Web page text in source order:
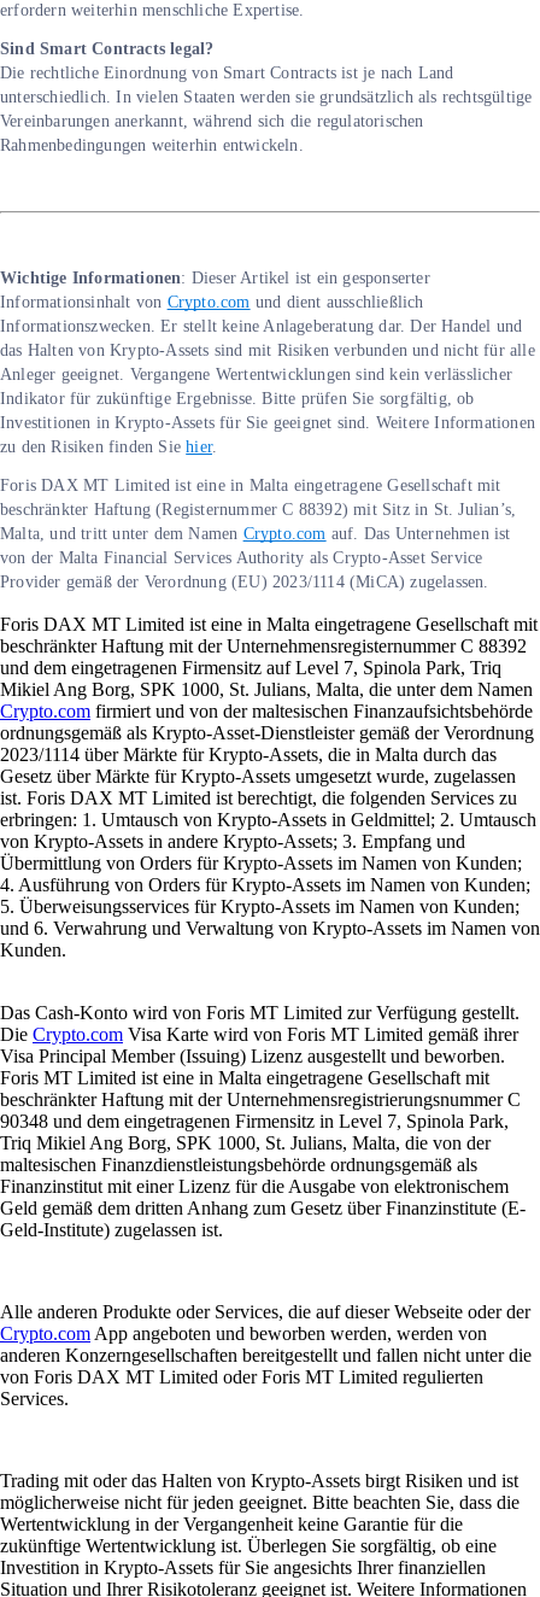
erfordern weiterhin menschliche Expertise.
Sind Smart Contracts legal?
Die rechtliche Einordnung von Smart Contracts ist je nach Land
unterschiedlich. In vielen Staaten werden sie grundsätzlich als rechtsgültige
Vereinbarungen anerkannt, während sich die regulatorischen
Rahmenbedingungen weiterhin entwickeln.
Wichtige Informationen: Dieser Artikel ist ein gesponserter
Informationsinhalt von Crypto.com und dient ausschließlich
Informationszwecken. Er stellt keine Anlageberatung dar. Der Handel und
das Halten von Krypto-Assets sind mit Risiken verbunden und nicht für alle
Anleger geeignet. Vergangene Wertentwicklungen sind kein verlässlicher
Indikator für zukünftige Ergebnisse. Bitte prüfen Sie sorgfältig, ob
Investitionen in Krypto-Assets für Sie geeignet sind. Weitere Informationen
zu den Risiken finden Siehier.
Foris DAX MT Limited ist eine in Malta eingetragene Gesellschaft mit
beschränkter Haftung (Registernummer C 88392) mit Sitz in St. Julian’s,
Malta, und tritt unter dem Namen Crypto.com auf. Das Unternehmen ist
von der Malta Financial Services Authority als Crypto-Asset Service
Provider gemäß der Verordnung (EU) 2023/1114 (MiCA) zugelassen.
Foris DAX MT Limited ist eine in Malta eingetragene Gesellschaft mit
beschränkter Haftung mit der Unternehmensregisternummer C 88392
und dem eingetragenen Firmensitz auf Level 7, Spinola Park, Triq
Mikiel Ang Borg, SPK 1000, St. Julians, Malta, die unter dem Namen
Crypto.com firmiert und von der maltesischen Finanzaufsichtsbehörde
ordnungsgemäß als Krypto-Asset-Dienstleister gemäß der Verordnung
2023/1114 über Märkte für Krypto-Assets, die in Malta durch das
Gesetz über Märkte für Krypto-Assets umgesetzt wurde, zugelassen
ist. Foris DAX MT Limited ist berechtigt, die folgenden Services zu
erbringen: 1. Umtausch von Krypto-Assets in Geldmittel; 2. Umtausch
von Krypto-Assets in andere Krypto-Assets; 3. Empfang und
Übermittlung von Orders für Krypto-Assets im Namen von Kunden;
4. Ausführung von Orders für Krypto-Assets im Namen von Kunden;
5. Überweisungsservices für Krypto-Assets im Namen von Kunden;
und 6. Verwahrung und Verwaltung von Krypto-Assets im Namen von
Kunden.
Das Cash-Konto wird von Foris MT Limited zur Verfügung gestellt.
Die Crypto.com Visa Karte wird von Foris MT Limited gemäß ihrer
Visa Principal Member (Issuing) Lizenz ausgestellt und beworben.
Foris MT Limited ist eine in Malta eingetragene Gesellschaft mit
beschränkter Haftung mit der Unternehmensregistrierungsnummer C
90348 und dem eingetragenen Firmensitz in Level 7, Spinola Park,
Triq Mikiel Ang Borg, SPK 1000, St. Julians, Malta, die von der
maltesischen Finanzdienstleistungsbehörde ordnungsgemäß als
Finanzinstitut mit einer Lizenz für die Ausgabe von elektronischem
Geld gemäß dem dritten Anhang zum Gesetz über Finanzinstitute (E-
Geld-Institute) zugelassen ist.
Alle anderen Produkte oder Services, die auf dieser Webseite oder der
Crypto.com App angeboten und beworben werden, werden von
anderen Konzerngesellschaften bereitgestellt und fallen nicht unter die
von Foris DAX MT Limited oder Foris MT Limited regulierten
Services.
Trading mit oder das Halten von Krypto-Assets birgt Risiken und ist
möglicherweise nicht für jeden geeignet. Bitte beachten Sie, dass die
Wertentwicklung in der Vergangenheit keine Garantie für die
zukünftige Wertentwicklung ist. Überlegen Sie sorgfältig, ob eine
Investition in Krypto-Assets für Sie angesichts Ihrer finanziellen
Situation und Ihrer Risikotoleranz geeignet ist. Weitere Informationen